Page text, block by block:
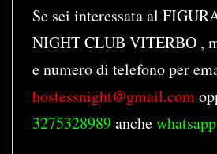
Se sei interessata al
NIGHT CLUB VITERBO ,
e numero di telefono per
hostessnight@gmail.com
3275328989anchewhatsapp